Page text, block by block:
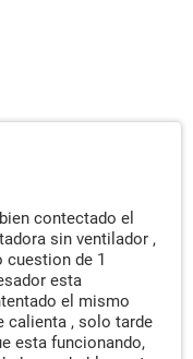
contectado el
sin ventilador ,
cuestion de 1
esta
el mismo
calienta , solo tarde
esta funcionando,